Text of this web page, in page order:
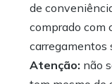
de
comprado com
carregamentos
Atenção: não